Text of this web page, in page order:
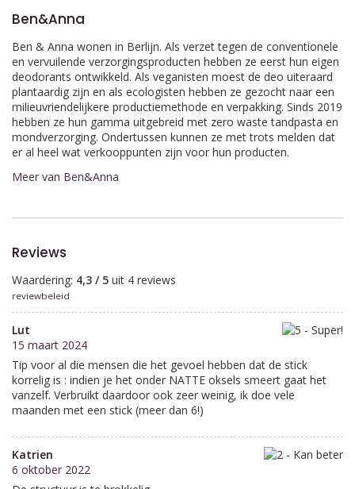
Ben&Anna
Ben & Anna wonen in Berlijn. Als verzet tegen de conventionele
en vervuilende verzorgingsproducten hebben ze eerst hun eigen
deodorants ontwikkeld. Als veganisten moest de deo uiteraard
plantaardig zijn en als ecologisten hebben ze gezocht naar een
milieuvriendelijkere productiemethode en verpakking. Sinds 2019
hebben ze hun gamma uitgebreid met zero waste tandpasta en
mondverzorging. Ondertussen kunnen ze met trots melden dat
er al heel wat verkooppunten zijn voor hun producten.
Meer van Ben&Anna
Reviews
Waardering: 4,3 / 5 uit 4 reviews
reviewbeleid
Lut
15 maart 2024
Tip voor al die mensen die het gevoel hebben dat de stick
korrelig is : indien je het onder NATTE oksels smeert gaat het
vanzelf. Verbruikt daardoor ook zeer weinig, ik doe vele
maanden met een stick (meer dan 6!)
Katrien
6 oktober 2022